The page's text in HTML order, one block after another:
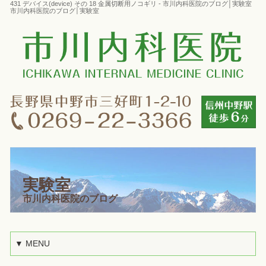
431 デバイス(device) その 18 金属切断用ノコギリ - 市川内科医院のブログ│実験室
市川内科医院のブログ│実験室
実験室
市川内科医院のブログ
▼ MENU